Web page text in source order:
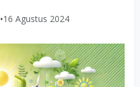
•16 Agustus 2024